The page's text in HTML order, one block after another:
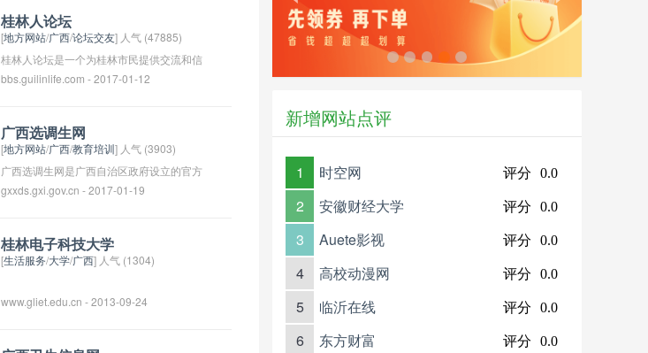
桂林人论坛
[地方网站/广西/论坛交友] 人气 (47885)
桂林人论坛是一个为桂林市民提供交流和信
息分享的平台。在这个论坛上，人们可以发
情，寻求帮助和建议，交流社交活动和文化
活动等。桂林人论坛也是一个互助平台，有
需要帮助的人可以在这里求助，而有能力的
人可以伸出援手。这个论坛为桂林市民提供
社区的交流与发展。
bbs.guilinlife.com - 2017-01-12
广西选调生网
[地方网站/广西/教育培训] 人气 (3903)
广西选调生网是广西自治区政府设立的官方
网站，用于招募和管理各领域的优秀人才参
生招募政策、报名流程、考试信息、培训计
划等相关信息，旨在吸引人才加入广西自治
力量。
gxxds.gxi.gov.cn - 2017-01-19
桂林电子科技大学
[生活服务/大学/广西] 人气 (1304)
www.gliet.edu.cn - 2013-09-24
新增网站点评
1 时空网 评分 0.0
2 安徽财经大学 评分 0.0
3 Auete影视 评分 0.0
4 高校动漫网 评分 0.0
5 临沂在线 评分 0.0
6 东方财富 评分 0.0